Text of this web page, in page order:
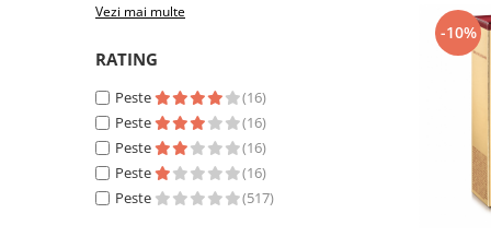
Pensule Profesionale
PALETE PROFESIONALE
Vezi mai multe
RATING
Peste
(16)
Peste
(16)
Peste
(16)
Peste
(16)
Peste
(517)
-10%